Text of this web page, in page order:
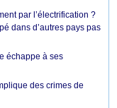
par l’électrification ?
dans d’autres pays pas
échappe à ses
des crimes de